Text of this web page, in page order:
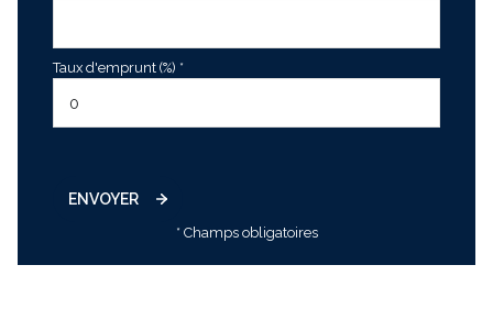
Taux d'emprunt (%) *
ENVOYER
* Champs obligatoires